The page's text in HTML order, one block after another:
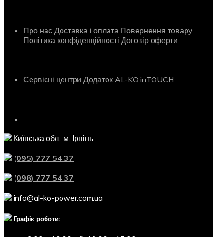
Про нас Доставка і оплата Повернення товару
Політика конфіденційності Договір оферти
Сервісні центри Додаток AL-KO inTOUCH
Київська обл., м. Ірпінь
(095) 777 54 37
(098) 777 54 37
info@al-ko-power.com.ua
Графік роботи: